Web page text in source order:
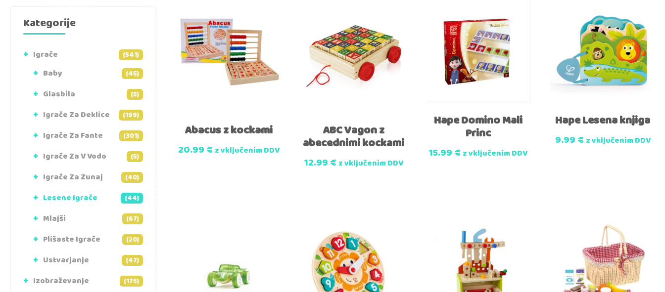
Kategorije
Igrače (541)
Baby (45)
Glasbila (5)
Igrače Za Deklice (199)
Igrače Za Fante (301)
Igrače Za V Vodo (5)
Igrače Za Zunaj (40)
Lesene Igrače (44)
Mlajši (67)
Plišaste Igrače (20)
Ustvarjanje (47)
Izobraževanje (175)
Abacus z kockami
20.99€ z vključenim DDV
ABC Vagon z
abecednimi kockami
12.99€ z vključenim DDV
Hape Domino Mali
Princ
15.99€ z vključenim DDV
Hape Lesena knjiga
9.99€ z vključenim DDV